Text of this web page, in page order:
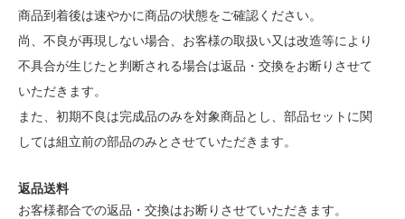
商品到着後は速やかに商品の状態をご確認ください。
尚、不良が再現しない場合、お客様の取扱い又は改造等により
不具合が生じたと判断される場合は返品・交換をお断りさせて
いただきます。
また、初期不良は完成品のみを対象商品とし、部品セットに関
しては組立前の部品のみとさせていただきます。
返品送料
お客様都合での返品・交換はお断りさせていただきます。